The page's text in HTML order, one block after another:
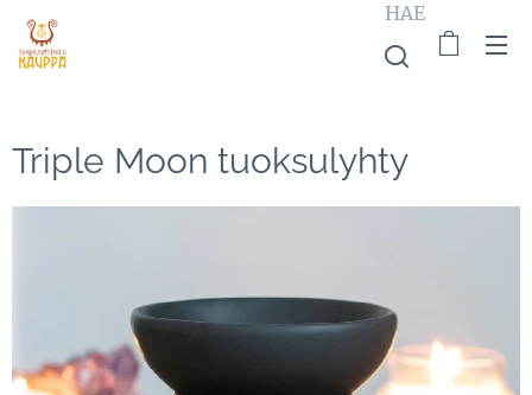
HAE
Triple Moon tuoksulyhty